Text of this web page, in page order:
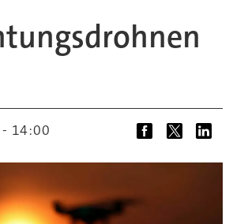
- 14:00